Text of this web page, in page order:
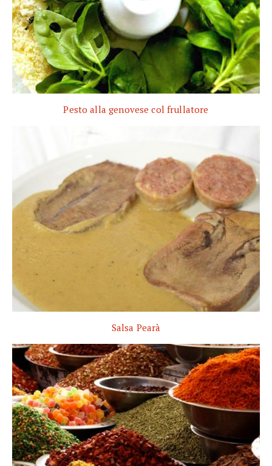
Pesto alla genovese col frullatore
Salsa Pearà